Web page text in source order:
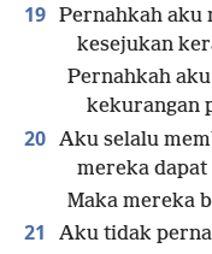
19 Pernahkah aku
kesejukan
Pernahkah
kekurangan
20 Aku selalu
mereka dapat
Maka mereka
21 Aku tidak